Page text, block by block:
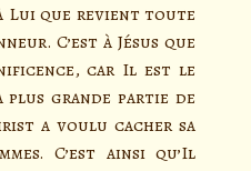
à Lui que revient toute
C’est à Jésus que
car Il est le
plus grande partie de
a voulu cacher sa
C’est ainsi qu’Il